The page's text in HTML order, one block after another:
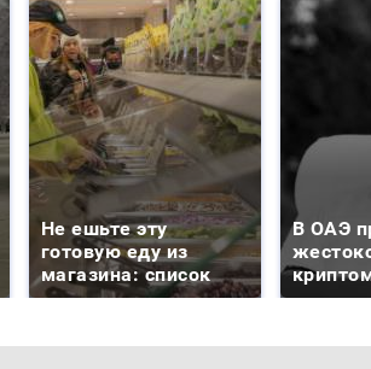
Не ешьте эту
готовую еду из
магазина: список
В ОАЭ